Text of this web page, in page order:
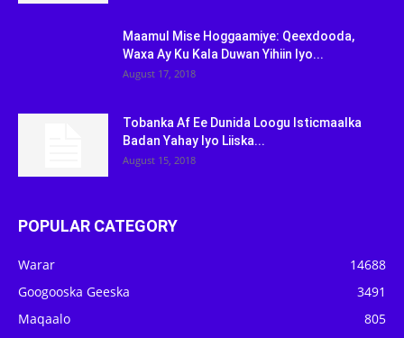
Maamul Mise Hoggaamiye: Qeexdooda,
Waxa Ay Ku Kala Duwan Yihiin Iyo...
August 17, 2018
Tobanka Af Ee Dunida Loogu Isticmaalka
Badan Yahay Iyo Liiska...
August 15, 2018
POPULAR CATEGORY
Warar
14688
Googooska Geeska
3491
Maqaalo
805